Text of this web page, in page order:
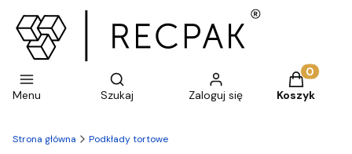
Menu
Otwórz wyszukiwarkę
Szukaj Zaloguj się
Produkty
Koszyk
Strona główna Podkłady tortowe